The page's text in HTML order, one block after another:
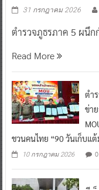
31 กรกฎาคม 2026
ตำรวจภูธรภาค 5 ผนึก
Read More
ตำ
ข่า
ชวนคนไทย “90 วันเก็บแ
10 กรกฎาคม 2026 0